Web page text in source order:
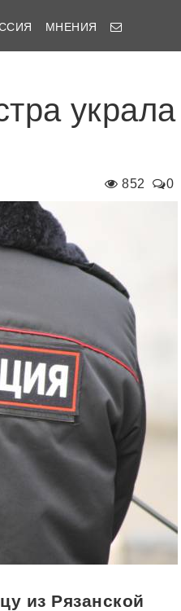
МНЕНИЯ
украла
852 0
из Рязанской